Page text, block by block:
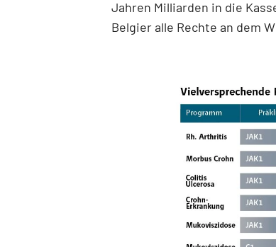
Jahren Milliarden in die
Belgier alle Rechte an dem